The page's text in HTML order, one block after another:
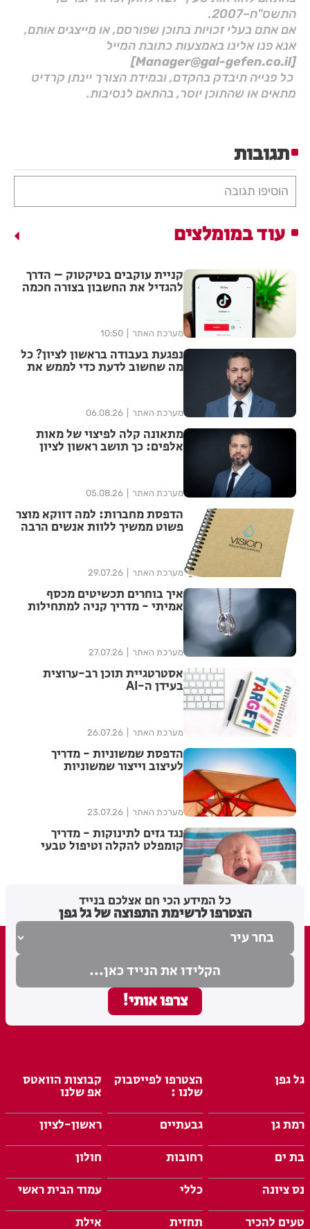
התשס"ח–2007.
אם אתם בעלי זכויות בתוכן שפורסם, או מייצגים אותם,
אנא פנו אלינו באמצעות כתובת המייל
[Manager@gal-gefen.co.il]
כל פנייה תיבדק בהקדם, ובמידת הצורך יינתן קרדיט
מתאים או שהתוכן יוסר, בהתאם לנסיבות.
תגובות
הוסיפו תגובה
עוד במומלצים
קניית עוקבים בטיקטוק – הדרך
להגדיל את החשבון בצורה חכמה
מערכת האתר 10:50
נפגעת בעבודה בראשון לציון? כל
מה שחשוב לדעת כדי לממש את
מערכת האתר 06.08.26
מתאונה קלה לפיצוי של מאות
אלפים: כך תושב ראשון לציון
מערכת האתר 05.08.26
הדפסת מחברות: למה דווקא מוצר
פשוט ממשיך ללוות אנשים הרבה
מערכת האתר 29.07.26
איך בוחרים תכשיטים מכסף
אמיתי - מדריך קניה למתחילות
מערכת האתר 27.07.26
אסטרטגיית תוכן רב-ערוצית
בעידן ה-AI
מערכת האתר 26.07.26
הדפסת שמשוניות - מדריך
לעיצוב וייצור שמשוניות
מערכת האתר 23.07.26
נגד גזים לתינוקות - מדריך
קומפלט להקלה וטיפול טבעי
כל המידע הכי חם אצלכם בנייד
הצטרפו לרשימת התפוצה של גל גפן
גל גפן הצטרפו לפייסבוק
שלנו :
קבוצות הוואטס
אפ שלנו
רמת גן
גבעתיים
ראשון-לציון
בת ים
רחובות
חולון
נס ציונה
כללי
עמוד הבית ראשי
טעים להכיר
תחזית אילת